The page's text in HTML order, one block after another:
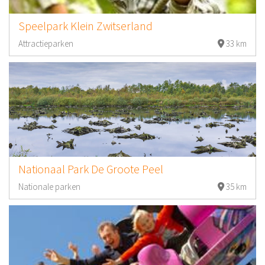
Speelpark Klein Zwitserland
Attractieparken 33 km
Nationaal Park De Groote Peel
Nationale parken 35 km